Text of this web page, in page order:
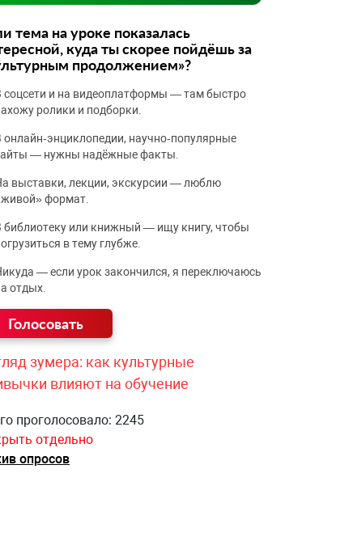
тема на уроке показалась
куда ты скорее пойдёшь за
продолжением»?
соцсети и на видеоплатформы — там быстро
ролики и подборки.
онлайн‑энциклопедии, научно‑популярные
— нужны надёжные факты.
выставки, лекции, экскурсии — люблю
формат.
библиотеку или книжный — ищу книгу, чтобы
в тему глубже.
— если урок закончился, я переключаюсь
отдых.
зумера: как культурные
влияют на обучение
проголосовало: 2245
отдельно
опросов